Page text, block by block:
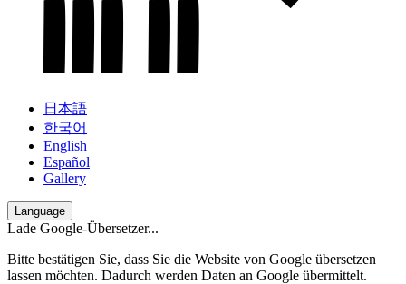
日本語
한국어
English
Español
Gallery
Language
Lade Google-Übersetzer...
Bitte bestätigen Sie, dass Sie die Website von Google übersetzen
lassen möchten. Dadurch werden Daten an Google übermittelt.